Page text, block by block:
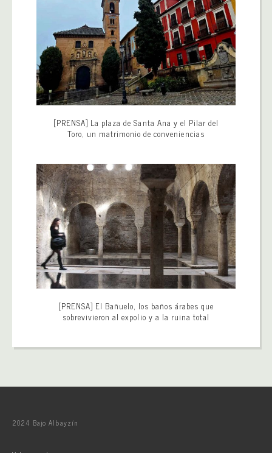
[PRENSA] La plaza de Santa Ana y el Pilar del
Toro, un matrimonio de conveniencias
[PRENSA] El Bañuelo, los baños árabes que
sobrevivieron al expolio y a la ruina total
2024 Bajo Albayzín